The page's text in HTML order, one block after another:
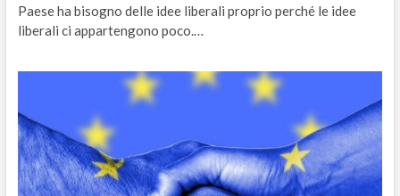
Paese ha bisogno delle idee liberali proprio perché le idee
liberali ci appartengono poco.…